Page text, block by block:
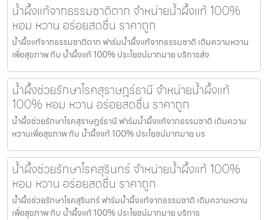
น้ำผึ้งแท้จากธรรมชาติตาก จำหน่ายน้ำผึ้งแท้ 100%
หอม หวาน อร่อยสดชื่น ราคาถูก
น้ำผึ้งแท้จากธรรมชาติตาก ฟาร์มน้ำผึ้งแท้จากธรรมชาติ เติมความหวาน
เพื่อสุขภาพ กับ น้ำผึ้งแท้ 100% ประโยชน์มากมาย บริการส่ง
น้ำผึ้งช่วยรักษาโรคสุราษฎร์ธานี จำหน่ายน้ำผึ้งแท้
100% หอม หวาน อร่อยสดชื่น ราคาถูก
น้ำผึ้งช่วยรักษาโรคสุราษฎร์ธานี ฟาร์มน้ำผึ้งแท้จากธรรมชาติ เติมความ
หวานเพื่อสุขภาพ กับ น้ำผึ้งแท้ 100% ประโยชน์มากมาย บร
น้ำผึ้งช่วยรักษาโรคสุรินทร์ จำหน่ายน้ำผึ้งแท้ 100%
หอม หวาน อร่อยสดชื่น ราคาถูก
น้ำผึ้งช่วยรักษาโรคสุรินทร์ ฟาร์มน้ำผึ้งแท้จากธรรมชาติ เติมความหวาน
เพื่อสุขภาพ กับ น้ำผึ้งแท้ 100% ประโยชน์มากมาย บริการ